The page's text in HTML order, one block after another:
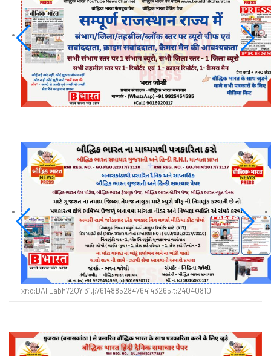
xr:d:DAF_abh72QY:31,j:7614885284764143265,t:24040810